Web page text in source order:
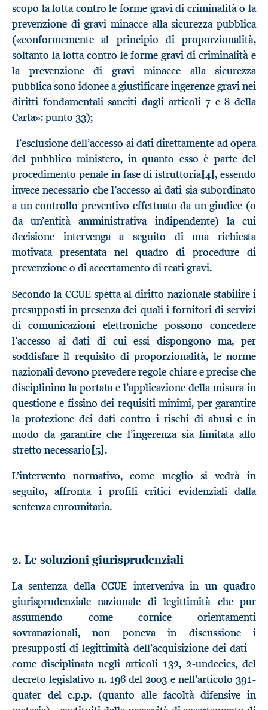
scopo la lotta contro le forme gravi di criminalità o la
prevenzione di gravi minacce alla sicurezza pubblica
(«conformemente al principio di proporzionalità,
soltanto la lotta contro le forme gravi di criminalità e
la prevenzione di gravi minacce alla sicurezza
pubblica sono idonee a giustificare ingerenze gravi nei
diritti fondamentali sanciti dagli articoli 7 e 8 della
Carta»: punto 33);
-l’esclusione dell’accesso ai dati direttamente ad opera
del pubblico ministero, in quanto esso è parte del
procedimento penale in fase di istruttoria[4], essendo
invece necessario che l’accesso ai dati sia subordinato
a un controllo preventivo effettuato da un giudice (o
da un’entità amministrativa indipendente) la cui
decisione intervenga a seguito di una richiesta
motivata presentata nel quadro di procedure di
prevenzione o di accertamento di reati gravi.
Secondo la CGUE spetta al diritto nazionale stabilire i
presupposti in presenza dei quali i fornitori di servizi
di comunicazioni elettroniche possono concedere
l’accesso ai dati di cui essi dispongono ma, per
soddisfare il requisito di proporzionalità, le norme
nazionali devono prevedere regole chiare e precise che
disciplinino la portata e l’applicazione della misura in
questione e fissino dei requisiti minimi, per garantire
la protezione dei dati contro i rischi di abusi e in
modo da garantire che l’ingerenza sia limitata allo
stretto necessario [5].
L’intervento normativo, come meglio si vedrà in
seguito, affronta i profili critici evidenziali dalla
sentenza eurounitaria.
2. Le soluzioni giurisprudenziali
La sentenza della CGUE interveniva in un quadro
giurisprudenziale nazionale di legittimità che pur
assumendo come cornice orientamenti
sovranazionali, non poneva in discussione i
presupposti di legittimità dell’acquisizione dei dati –
come disciplinata negli articoli 132, 2-undecies, del
decreto legislativo n. 196 del 2003 e nell’articolo 391-
quater del c.p.p. (quanto alle facoltà difensive in